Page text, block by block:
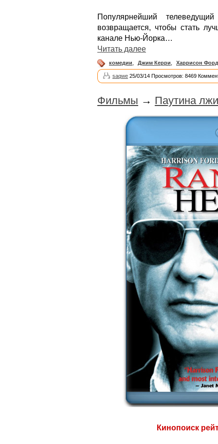
Популярнейший
возвращается, чтобы стать
канале Нью-Йорка…
Читать далее
комедии Джим Керри Харрисон Форд
saqwe 25/03/14 Просмотров: 8469
Фильмы → Паутина
Кинопоиск